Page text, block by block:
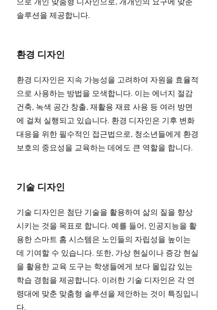
솔루션을 제공합니다.
환경 디자인
환경 디자인은 지속 가능성을 고려하여 자원을 효율적
으로 사용하는 방법을 모색합니다. 이는 에너지 절감
건축, 녹색 공간 창출, 재활용 재료 사용 등 여러 방면
에 걸쳐 실행되고 있습니다. 환경 디자인은 기후 변화
대응을 위한 필수적인 접근법으로, 청소년들에게 환경
보호의 중요성을 교육하는 데에도 큰 역할을 합니다.
기술 디자인
기술 디자인은 첨단 기술을 활용하여 삶의 질을 향상
시키는 것을 목표로 합니다. 예를 들어, 인공지능을 활
용한 스마트 홈 시스템은 노인들의 자립성을 높이는
데 기여할 수 있습니다. 또한, 가상 현실이나 증강 현실
을 활용한 교육 도구는 학생들에게 보다 몰입감 있는
학습 경험을 제공합니다. 이러한 기술 디자인은 각 연
령대에 맞춘 맞춤형 솔루션을 제안하는 것이 특징입니
다.